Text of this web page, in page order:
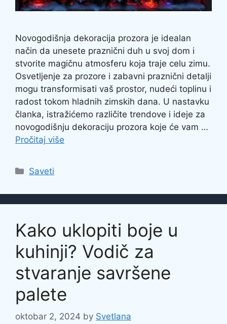
Novogodišnja dekoracija prozora je idealan
način da unesete praznični duh u svoj dom i
stvorite magičnu atmosferu koja traje celu zimu.
Osvetljenje za prozore i zabavni praznični detalji
mogu transformisati vaš prostor, nudeći toplinu i
radost tokom hladnih zimskih dana. U nastavku
članka, istražićemo različite trendove i ideje za
novogodišnju dekoraciju prozora koje će vam …
Pročitaj više
Categories
Saveti
Kako uklopiti boje u
kuhinji? Vodič za
stvaranje savršene
palete
oktobar 2, 2024 by Svetlana